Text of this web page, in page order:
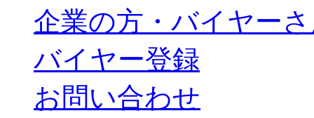
企業の方・バイヤー
バイヤー登録
お問い合わせ